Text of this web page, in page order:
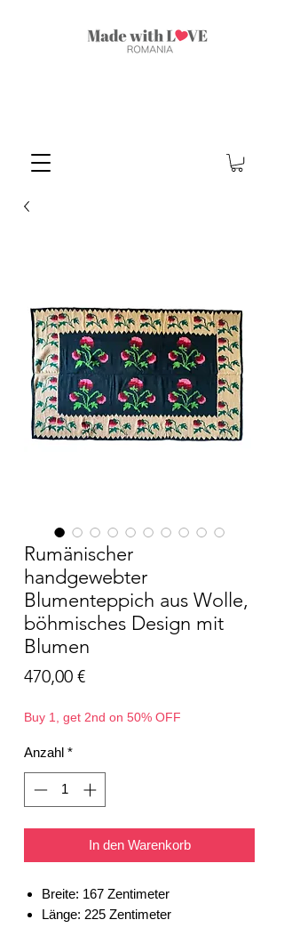
Rumänischer
handgewebter
Blumenteppich aus Wolle,
böhmisches Design mit
Blumen
470,00 €Preis
Buy 1, get 2nd on 50% OFF
Anzahl *
In den Warenkorb
Breite: 167 Zentimeter
Länge: 225 Zentimeter